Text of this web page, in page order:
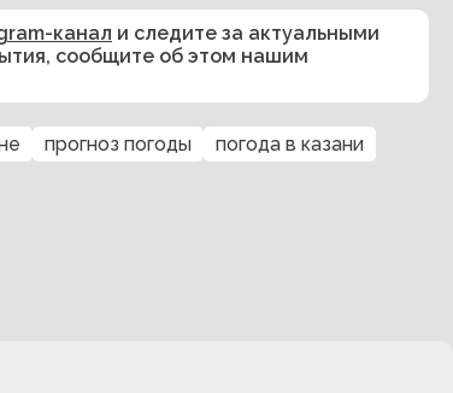
канал и следите за актуальными
сообщите об этом нашим
прогноз погоды
погода в казани